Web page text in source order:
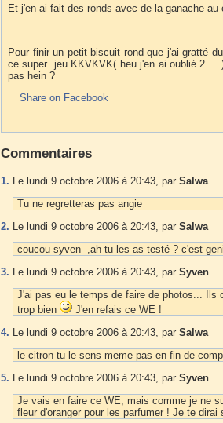
Et j'en ai fait des ronds avec de la ganache au
Pour finir un petit biscuit rond que j'ai gratté
ce super jeu KKVKVK( heu j'en ai oublié 2
pas hein ?
Share on Facebook
Commentaires
1. Le lundi 9 octobre 2006 à 20:43, par Salwa
Tu ne regretteras pas angie
2. Le lundi 9 octobre 2006 à 20:43, par Salwa
coucou syven ,ah tu les as testé ? c'est
3. Le lundi 9 octobre 2006 à 20:43, par Syven
J'ai pas eu le temps de faire de photos...
trop bien
J'en refais ce WE !
4. Le lundi 9 octobre 2006 à 20:43, par Salwa
le citron tu le sens meme pas en fin de
5. Le lundi 9 octobre 2006 à 20:43, par Syven
Je vais en faire ce WE, mais comme je ne
fleur d'oranger pour les parfumer ! Je te